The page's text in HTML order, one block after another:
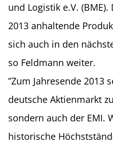
und Logistik e.V.
2013 anhaltende
sich auch in den
so Feldmann weiter.
”Zum Jahresende 2013
deutsche Aktienmarkt
sondern auch der EMI.
historische